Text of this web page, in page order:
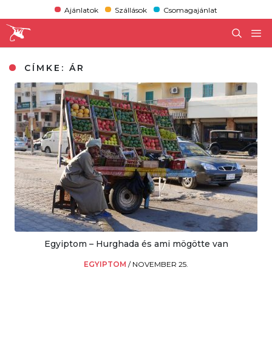
Ajánlatok Szállások Csomagajánlat
CÍMKE:ÁR
Egyiptom – Hurghada és ami mögötte van
EGYIPTOM / NOVEMBER 25.